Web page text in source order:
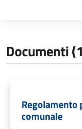
Documenti
Regolamento
comunale